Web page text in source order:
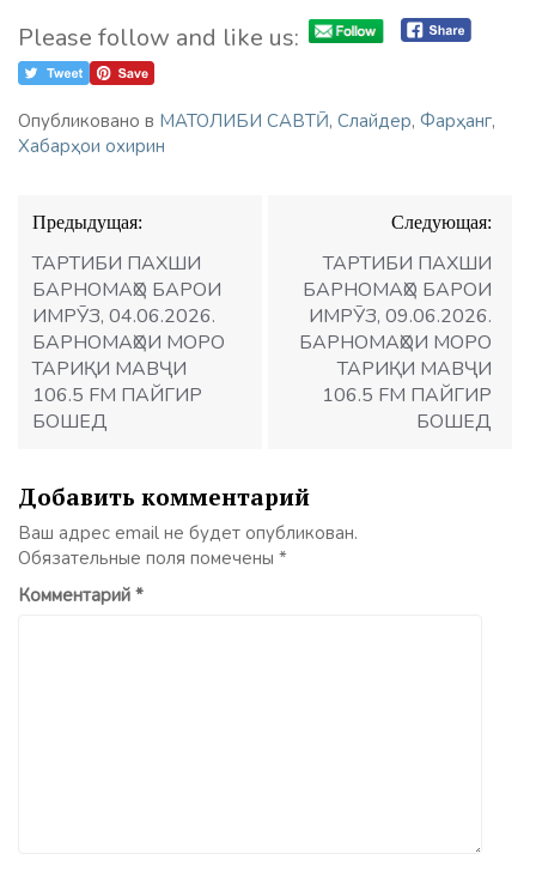
Please follow and like us:
Опубликовано в МАТОЛИБИ САВТӢ, Слайдер, Фарҳанг,
Хабарҳои охирин
Навигация
по
записям
Предыдущая:
ТАРТИБИ ПАХШИ
БАРНОМАҲО БАРОИ
ИМРӮЗ, 04.06.2026.
БАРНОМАҲОИ МОРО
ТАРИҚИ МАВҶИ
106.5 FM ПАЙГИР
БОШЕД
Следующая:
ТАРТИБИ ПАХШИ
БАРНОМАҲО БАРОИ
ИМРӮЗ, 09.06.2026.
БАРНОМАҲОИ МОРО
ТАРИҚИ МАВҶИ
106.5 FM ПАЙГИР
БОШЕД
Добавить комментарий
Ваш адрес email не будет опубликован.
Обязательные поля помечены *
Комментарий *